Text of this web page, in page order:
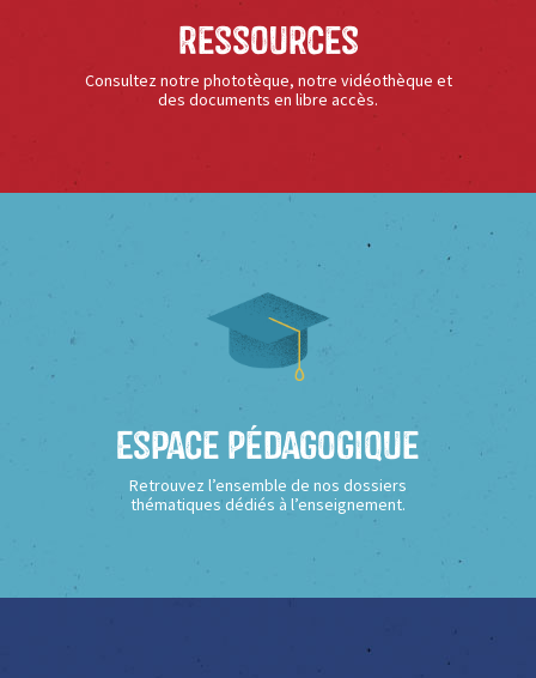
Ressources
Consultez notre phototèque, notre vidéothèque et
des documents en libre accès.
Espace Pédagogique
Retrouvez l’ensemble de nos dossiers
thématiques dédiés à l’enseignement.